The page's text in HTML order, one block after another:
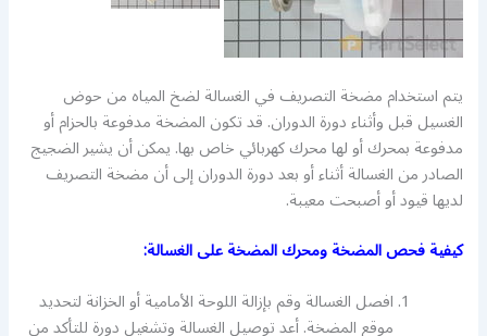
يتم استخدام مضخة التصريف في الغسالة لضخ المياه من حوض
الغسيل قبل وأثناء دورة الدوران. قد تكون المضخة مدفوعة بالحزام أو
مدفوعة بمحرك أو لها محرك كهربائي خاص بها. يمكن أن يشير الضجيج
الصادر من الغسالة أثناء أو بعد دورة الدوران إلى أن مضخة التصريف
لديها قيود أو أصبحت معيبة.
كيفية فحص المضخة ومحرك المضخة على الغسالة:
افصل الغسالة وقم بإزالة اللوحة الأمامية أو الخزانة لتحديد
موقع المضخة. أعد توصيل الغسالة وتشغيل دورة للتأكد من